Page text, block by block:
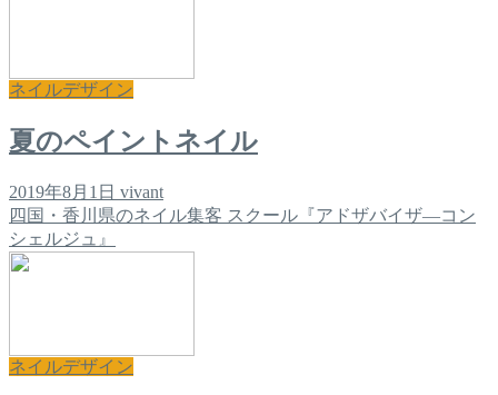
ネイルデザイン
夏のペイントネイル
2019年8月1日 vivant
四国・香川県のネイル集客 スクール『アドザバイザ―コン
シェルジュ』
ネイルデザイン